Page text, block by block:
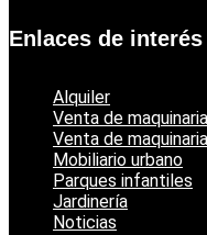
Enlaces de interés
Alquiler
Venta de
Venta de
Mobiliario urbano
Parques infantiles
Jardinería
Noticias